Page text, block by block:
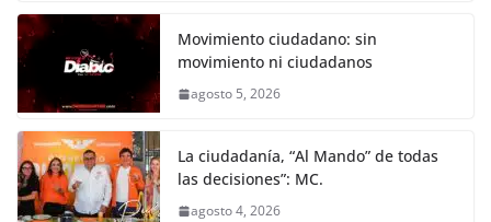
Movimiento ciudadano: sin
movimiento ni ciudadanos
agosto 5, 2026
La ciudadanía, “Al Mando” de todas
las decisiones”: MC.
agosto 4, 2026